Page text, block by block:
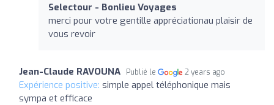
Selectour - Bonlieu Voyages
merci pour votre gentille appréciationau plaisir de
vous revoir
Jean-Claude RAVOUNA Publié le 2 years ago
Expérience positive: simple appel téléphonique mais
sympa et efficace